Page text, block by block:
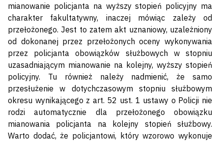
mianowanie policjanta na wyższy stopień policyjny ma
charakter fakultatywny, inaczej mówiąc zależy od
przełożonego. Jest to zatem akt uznaniowy, uzależniony
od dokonanej przez przełożonych oceny wykonywania
przez policjanta obowiązków służbowych w stopniu
uzasadniającym mianowanie na kolejny, wyższy stopień
policyjny. Tu również należy nadmienić, że samo
przesłużenie w dotychczasowym stopniu służbowym
okresu wynikającego z art. 52 ust. 1 ustawy o Policji nie
rodzi automatycznie dla przełożonego obowiązku
mianowania policjanta na kolejny stopień służbowy.
Warto dodać, że policjantowi, który wzorowo wykonuje